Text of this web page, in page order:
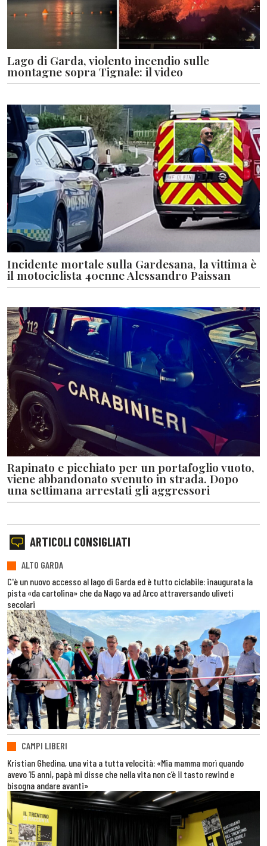
Lago di Garda, violento incendio sulle
montagne sopra Tignale: il video
Incidente mortale sulla Gardesana, la vittima è
il motociclista 40enne Alessandro Paissan
Rapinato e picchiato per un portafoglio vuoto,
viene abbandonato svenuto in strada. Dopo
una settimana arrestati gli aggressori
ARTICOLI CONSIGLIATI
ALTO GARDA
C'è un nuovo accesso al lago di Garda ed è tutto ciclabile: inaugurata la
pista «da cartolina» che da Nago va ad Arco attraversando uliveti
secolari
CAMPI LIBERI
Kristian Ghedina, una vita a tutta velocità: «Mia mamma morì quando
avevo 15 anni, papà mi disse che nella vita non c’è il tasto rewind e
bisogna andare avanti»